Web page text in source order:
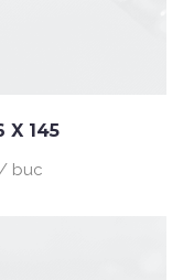
X 145
buc